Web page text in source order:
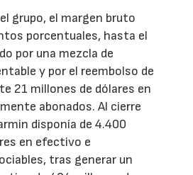
grupo, el margen bruto
porcentuales, hasta el
por una mezcla de
y por el reembolso de
21 millones de dólares en
abonados. Al cierre
disponía de 4.400
en efectivo e
tras generar un